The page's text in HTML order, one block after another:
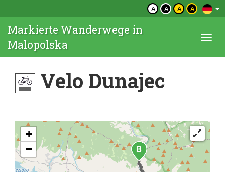
A A A A
Markierte Wanderwege in
Malopolska
Velo Dunajec
+
−